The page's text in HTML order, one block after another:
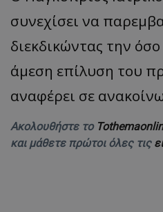
συνεχίσει να
διεκδικώντας την
άμεση επίλυση του
αναφέρει σε
Ακολουθήστε το
και μάθετε πρώτοι όλες τις